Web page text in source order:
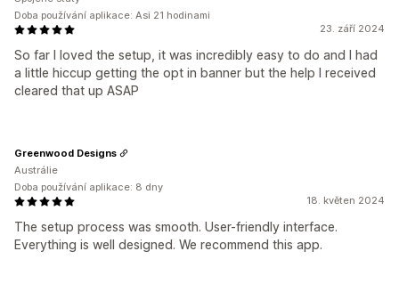
23. září 2024
So far I loved the setup, it was incredibly easy to do and I had
a little hiccup getting the opt in banner but the help I received
cleared that up ASAP
Doba používání aplikace: Asi 21 hodinami
18. květen 2024
The setup process was smooth. User-friendly interface.
Everything is well designed. We recommend this app.
Greenwood Designs
Austrálie
Doba používání aplikace: 8 dny